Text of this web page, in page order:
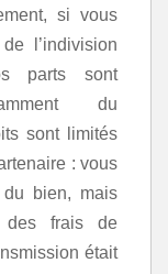
si vous
l’indivision
parts sont
du
sont limités
: vous
bien, mais
des frais de
était